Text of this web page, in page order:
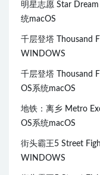
明星志愿 Star
统macOS
千层登塔 Thousand
WINDOWS
千层登塔 Thousand
OS系统macOS
地铁：离乡 Metro
OS系统macOS
街头霸王5 Street
WINDOWS